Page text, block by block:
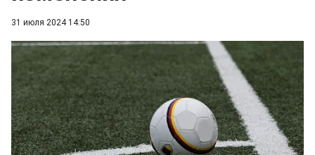
31 июля 2024 14:50